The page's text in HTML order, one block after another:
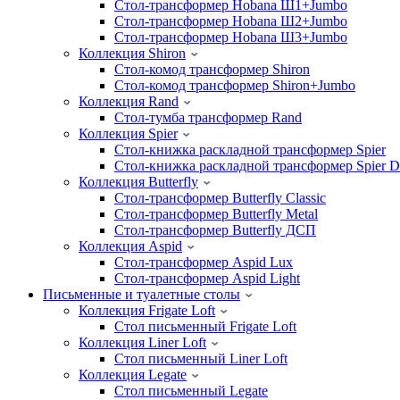
Стол-трансформер Hobana Ш1+Jumbo
Стол-трансформер Hobana Ш2+Jumbo
Стол-трансформер Hobana Ш3+Jumbo
Коллекция Shiron
Стол-комод трансформер Shiron
Стол-комод трансформер Shiron+Jumbo
Коллекция Rand
Стол-тумба трансформер Rand
Коллекция Spier
Стол-книжка раскладной трансформер Spier
Стол-книжка раскладной трансформер Spier
Коллекция Butterfly
Стол-трансформер Butterfly Classic
Стол-трансформер Butterfly Metal
Стол-трансформер Butterfly ДСП
Коллекция Aspid
Стол-трансформер Aspid Lux
Стол-трансформер Aspid Light
Письменные и туалетные столы
Коллекция Frigate Loft
Стол письменный Frigate Loft
Коллекция Liner Loft
Стол письменный Liner Loft
Коллекция Legate
Стол письменный Legate